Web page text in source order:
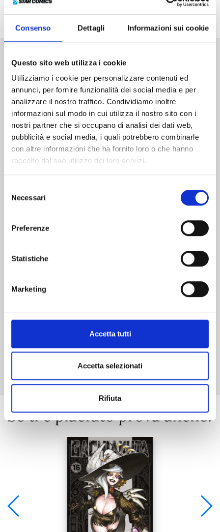
Consenso Dettagli Informazioni sui cookie
Questo sito web utilizza i cookie
Utilizziamo i cookie per personalizzare contenuti ed
annunci, per fornire funzionalità dei social media e per
analizzare il nostro traffico. Condividiamo inoltre
informazioni sul modo in cui utilizza il nostro sito con i
nostri partner che si occupano di analisi dei dati web,
pubblicità e social media, i quali potrebbero combinarle
con altre informazioni che ha fornito loro o che hanno
raccolto dal suo utilizzo dei loro servizi.
delNecessari
Preferenze
Statistiche
Marketing
Accetta tutti
Accetta selezionati
Rifiuta
salgono sul palco...
Altri volumi della serie
FOUR KNIGHTS OF THE APOCALYPSE n. 23
Mostra tutto
Se ti è piaciuto prova anche: